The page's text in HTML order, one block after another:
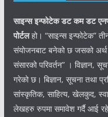
साइन्स इन्फोटेक डट कम डट
पोर्टलहो। “साइन्स इन्फोटेक”
संयोजनबाट बनेको छ जसको अर्थ
संसारको परिवर्तन” । विज्ञान,
गरेको छ। बिज्ञान, सूचना तथा
सांस्कृतिक, साहित्य, खेलकुद,
लेखहरु रुपमा समावेश गर्दै आई